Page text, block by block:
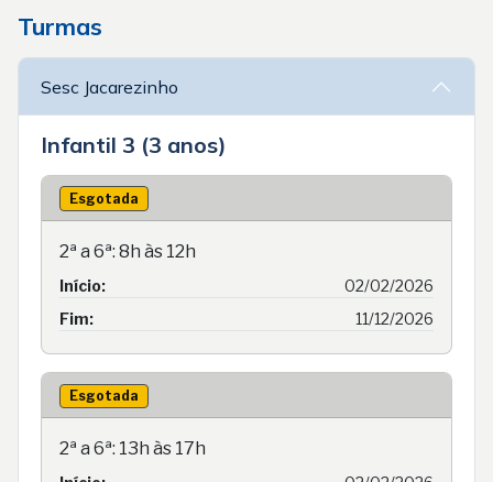
Turmas
Sesc Jacarezinho
Infantil 3 (3 anos)
Esgotada
2ª a 6ª: 8h às 12h
Início:
02/02/2026
Fim:
11/12/2026
Esgotada
2ª a 6ª: 13h às 17h